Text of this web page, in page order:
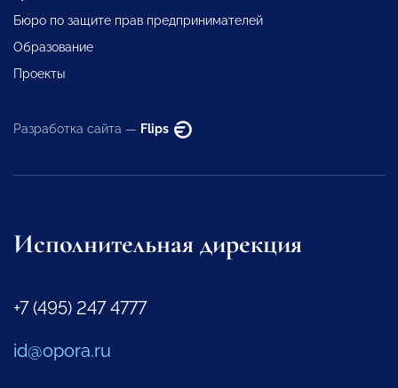
Бюро по защите прав предпринимателей
Образование
Проекты
Разработка сайта — Flips
Исполнительная дирекция
+7 (495) 247 4777
id@opora.ru